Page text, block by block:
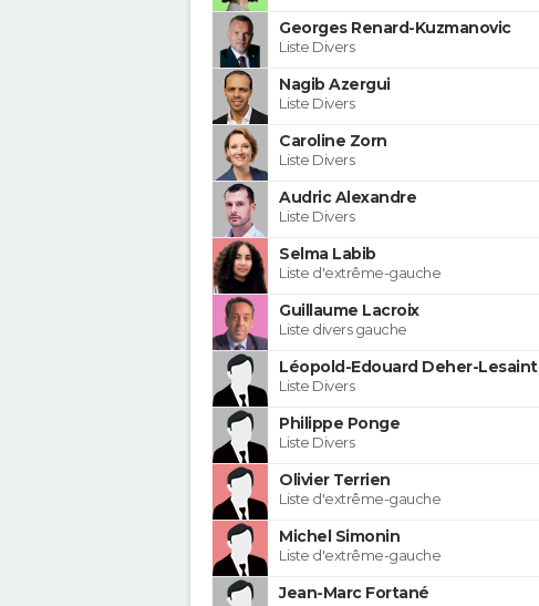
Georges Renard-Kuzmanovic
Liste Divers
Nagib Azergui
Liste Divers
Caroline Zorn
Liste Divers
Audric Alexandre
Liste Divers
Selma Labib
Liste d'extrême-gauche
Guillaume Lacroix
Liste divers gauche
Léopold-Edouard Deher-Lesaint
Liste Divers
Philippe Ponge
Liste Divers
Olivier Terrien
Liste d'extrême-gauche
Michel Simonin
Liste d'extrême-gauche
Jean-Marc Fortané